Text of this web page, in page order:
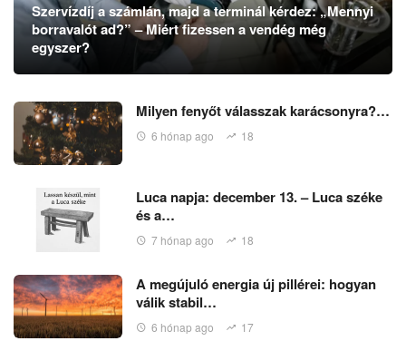
Szervízdíj a számlán, majd a terminál kérdez: „Mennyi
borravalót ad?” – Miért fizessen a vendég még
egyszer?
Milyen fenyőt válasszak karácsonyra?…
6 hónap ago 18
Luca napja: december 13. – Luca széke
és a…
7 hónap ago 18
A megújuló energia új pillérei: hogyan
válik stabil…
6 hónap ago 17